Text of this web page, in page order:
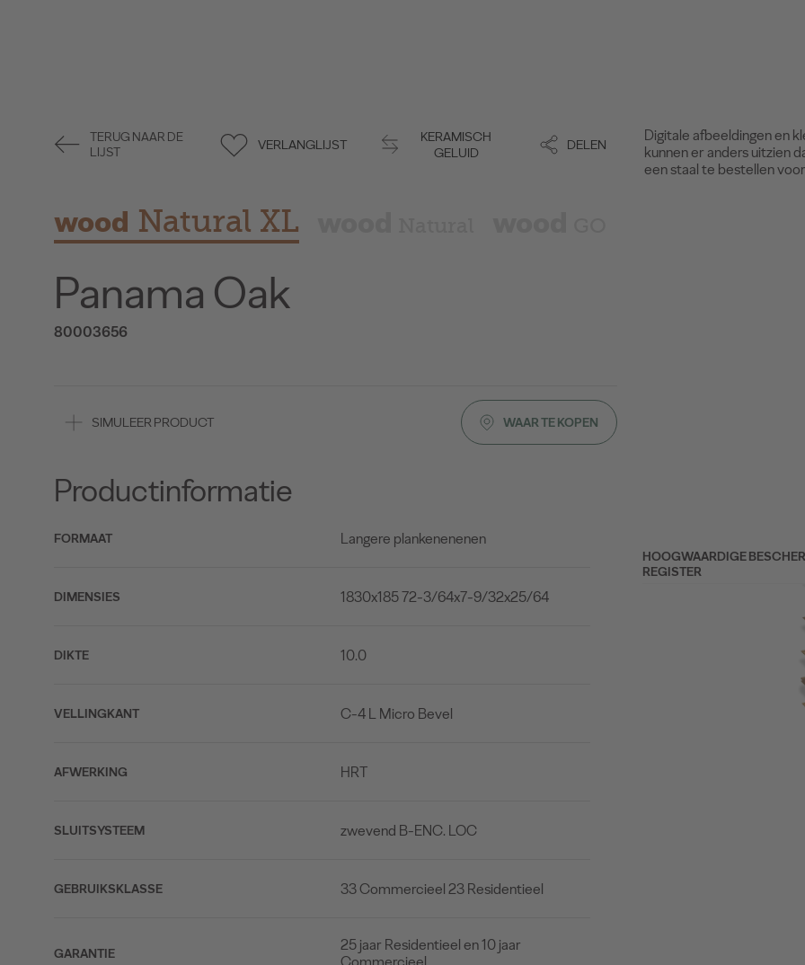
TERUG NAAR DE
LIJST
VERLANGLIJST
KERAMISCH
GELUID
DELEN
wood Natural XL
Panama Oak
80003656
SIMULEER PRODUCT WAAR TE KOPEN
Digitale afbeeldingen en
kunnen er anders uitzien
een staal te bestellen
Productinformatie
FORMAAT Langere plankenenenen
DIMENSIES 1830x185 72-3/64x7-9/32x25/64
DIKTE 10.0
VELLINGKANT C-4 L Micro Bevel
AFWERKING HRT
SLUITSYSTEEM zwevend B-ENC. LOC
GEBRUIKSKLASSE 33 Commercieel 23 Residentieel
GARANTIE
25 jaar Residentieel en 10 jaar
HOOGWAARDIGE
REGISTER